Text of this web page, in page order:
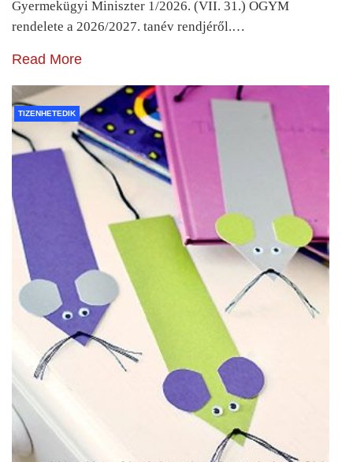
Gyermekügyi Miniszter 1/2026. (VII. 31.) OGYM
rendelete a 2026/2027. tanév rendjéről.…
Read More
TIZENHETEDIK